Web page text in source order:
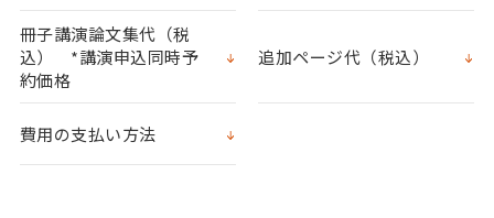
冊子講演論文集代（税
込） *講演申込同時予
約価格
追加ページ代（税込）
費用の支払い方法